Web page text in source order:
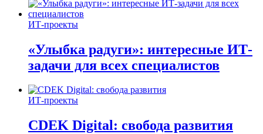
ИТ-проекты
«Улыбка радуги»: интересные ИТ-
задачи для всех специалистов
ИТ-проекты
CDEK Digital: свобода развития